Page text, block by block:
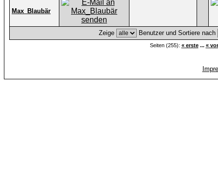
Max_Blaubär
Zeige Benutzer und Sortiere nach
Seiten (255): « erste... «